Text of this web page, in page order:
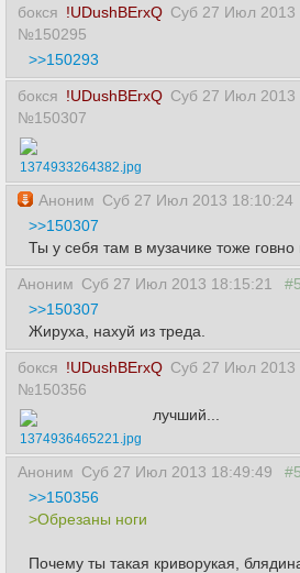
бокся !UDushBErxQ Суб 27 Июл 2013
№150295
>>150293
бокся !UDushBErxQ Суб 27 Июл 2013
№150307
1374933264382.jpg
Аноним Суб 27 Июл 2013 18:10:24
>>150307
Ты у себя там в музачике тоже
Аноним Суб 27 Июл 2013 18:15:21
>>150307
Жируха, нахуй из треда.
бокся !UDushBErxQ Суб 27 Июл 2013
№150356
1374936465221.jpg
лучший...
Аноним Суб 27 Июл 2013 18:49:49
>>150356
>Обрезаны ноги
Почему ты такая криворукая,